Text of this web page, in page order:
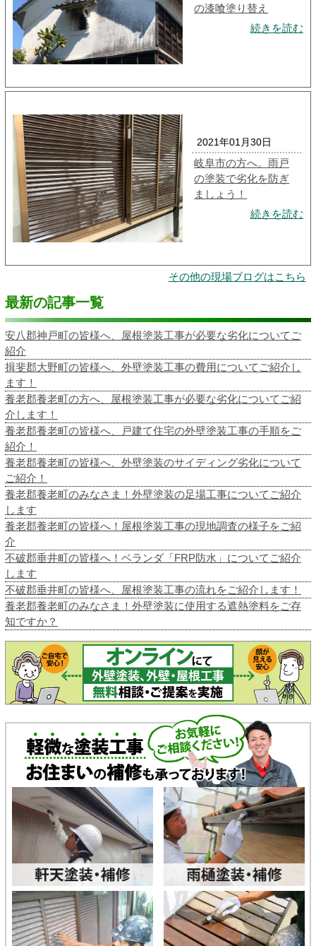
の漆喰塗り替え
続きを読む
2021年01月30日
岐阜市の方へ。雨戸
の塗装で劣化を防ぎ
ましょう！
続きを読む
その他の現場ブログはこちら
最新の記事一覧
安八郡神戸町の皆様へ、屋根塗装工事が必要な劣化についてご
紹介
揖斐郡大野町の皆様へ、外壁塗装工事の費用についてご紹介し
ます！
養老郡養老町の方へ、屋根塗装工事が必要な劣化についてご紹
介します！
養老郡養老町の皆様へ、戸建て住宅の外壁塗装工事の手順をご
紹介！
養老郡養老町の皆様へ、外壁塗装のサイディング劣化について
ご紹介！
養老郡養老町のみなさま！外壁塗装の足場工事についてご紹介
します
養老郡養老町の皆様へ！屋根塗装工事の現地調査の様子をご紹
介
不破郡垂井町の皆様へ！ベランダ「FRP防水」についてご紹介
します
不破郡垂井町の皆様へ、屋根塗装工事の流れをご紹介します！
養老郡養老町のみなさま！外壁塗装に使用する遮熱塗料をご存
知ですか？